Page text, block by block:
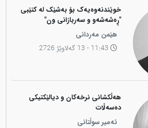
خوێندنەوەیەک بۆ بەشێک لە کتێبی
"ڕەشەشەو و سەربازانی ون"
هێمن مەردانی
هەڵکشانی نرخەکان و دیالێکتیکی
دەسەڵات
ئەمیر سوڵتانی